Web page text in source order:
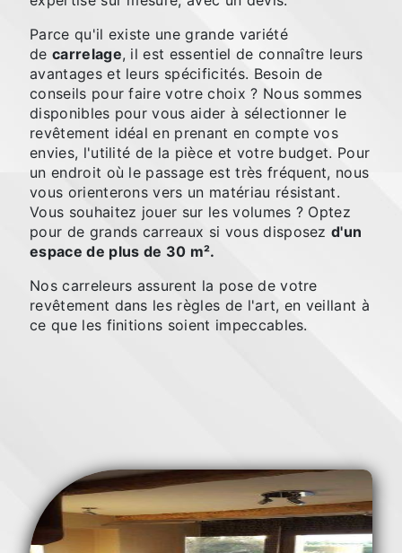
Parce qu'il existe une grande variété
de carrelage, il est essentiel de connaître leurs
avantages et leurs spécificités. Besoin de
conseils pour faire votre choix ? Nous sommes
disponibles pour vous aider à sélectionner le
revêtement idéal en prenant en compte vos
envies, l'utilité de la pièce et votre budget. Pour
un endroit où le passage est très fréquent, nous
vous orienterons vers un matériau résistant.
Vous souhaitez jouer sur les volumes ? Optez
pour de grands carreaux si vous disposezd'un
espace de plus de 30 m².
Nos carreleurs assurent la pose de votre
revêtement dans les règles de l'art, en veillant à
ce que les finitions soient impeccables.